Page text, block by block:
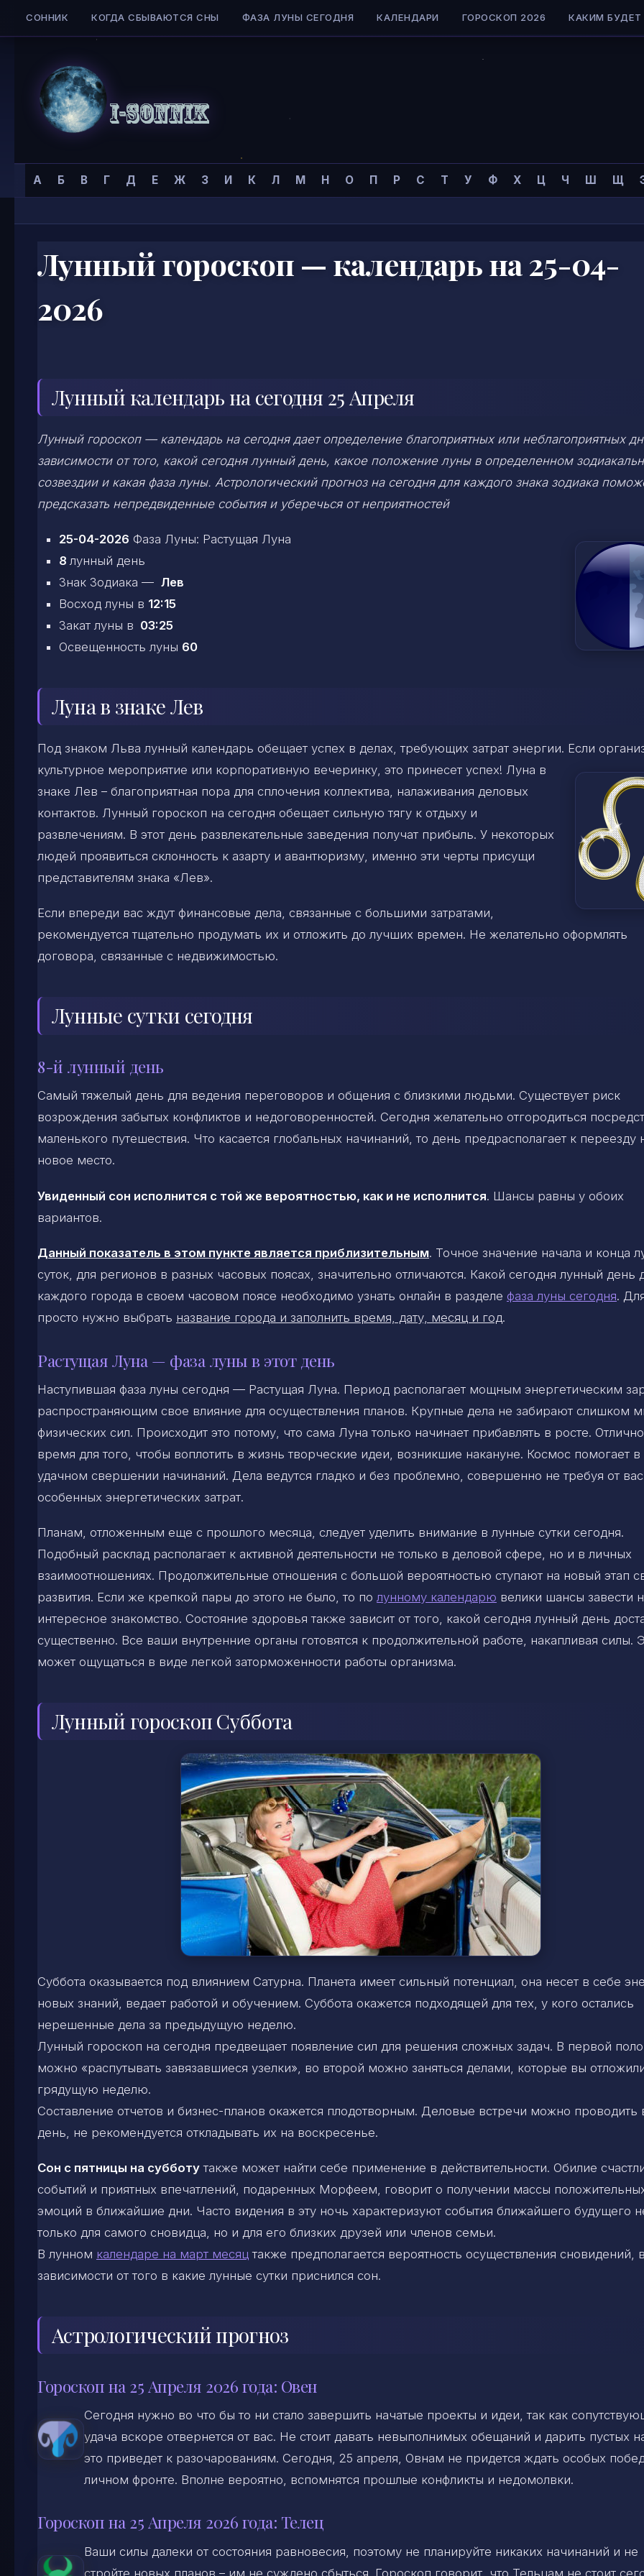
Skip to content
СОННИК КОГДА СБЫВАЮТСЯ СНЫ ФАЗА ЛУНЫ СЕГОДНЯ КАЛЕНДАРИ ГОРОСКОП 2026 КАКИМ БУДЕТ
Сонник
I-
А Б В Г Д Е Ж З И К Л М Н О П Р С Т У Ф Х Ц Ч Ш Щ
Главная страница
Лунный гороскоп — календарь на 25-04-
2026
Лунный календарь на сегодня 25 Апреля
Лунный гороскоп — календарь на сегодня дает определение благоприятных или неблагоприятных
зависимости от того, какой сегодня лунный день, какое положение луны в определенном
созвездии и какая фаза луны. Астрологический прогноз на сегодня для каждого знака зодиака
предсказать непредвиденные события и уберечься от неприятностей
25-04-2026 Фаза Луны: Растущая Луна
8лунный день
Знак Зодиака — Лев
Восход луны в 12:15
Закат луны в 03:25
Освещенность луны 60
Луна в знаке Лев
Под знаком Льва лунный календарь обещает успех в делах, требующих затрат энергии. Если
культурное мероприятие или корпоративную вечеринку, это принесет успех! Луна в
знаке Лев – благоприятная пора для сплочения коллектива, налаживания деловых
контактов. Лунный гороскоп на сегодня обещает сильную тягу к отдыху и
развлечениям. В этот день развлекательные заведения получат прибыль. У некоторых
людей проявиться склонность к азарту и авантюризму, именно эти черты присущи
представителям знака «Лев».
Если впереди вас ждут финансовые дела, связанные с большими затратами,
рекомендуется тщательно продумать их и отложить до лучших времен. Не желательно оформлять
договора, связанные с недвижимостью.
Лунные сутки сегодня
8-й лунный день
Самый тяжелый день для ведения переговоров и общения с близкими людьми. Существует риск
возрождения забытых конфликтов и недоговоренностей. Сегодня желательно отгородиться
маленького путешествия. Что касается глобальных начинаний, то день предрасполагает к переезду
новое место.
Увиденный сон исполнится с той же вероятностью, как и не исполнится. Шансы равны у обоих
вариантов.
Данный показатель в этом пункте является приблизительным. Точное значение начала и конца
суток, для регионов в разных часовых поясах, значительно отличаются. Какой сегодня лунный день
каждого города в своем часовом поясе необходимо узнать онлайн в разделе фаза луны сегодня.
просто нужно выбрать название города и заполнить время, дату, месяц и год.
Растущая Луна — фаза луны в этот день
Наступившая фаза луны сегодня — Растущая Луна. Период располагает мощным энергетическим
распространяющим свое влияние для осуществления планов. Крупные дела не забирают слишком
физических сил. Происходит это потому, что сама Луна только начинает прибавлять в росте.
время для того, чтобы воплотить в жизнь творческие идеи, возникшие накануне. Космос помогает в
удачном свершении начинаний. Дела ведутся гладко и без проблемно, совершенно не требуя от вас
особенных энергетических затрат.
Планам, отложенным еще с прошлого месяца, следует уделить внимание в лунные сутки сегодня.
Подобный расклад располагает к активной деятельности не только в деловой сфере, но и в личных
взаимоотношениях. Продолжительные отношения с большой вероятностью ступают на новый этап
развития. Если же крепкой пары до этого не было, то по лунному календарю велики шансы завести
интересное знакомство. Состояние здоровья также зависит от того, какой сегодня лунный день
существенно. Все ваши внутренние органы готовятся к продолжительной работе, накапливая силы.
может ощущаться в виде легкой заторможенности работы организма.
Лунный гороскоп Суббота
Суббота оказывается под влиянием Сатурна. Планета имеет сильный потенциал, она несет в себе
новых знаний, ведает работой и обучением. Суббота окажется подходящей для тех, у кого остались
нерешенные дела за предыдущую неделю.
Лунный гороскоп на сегодня предвещает появление сил для решения сложных задач. В первой
можно «распутывать завязавшиеся узелки», во второй можно заняться делами, которые вы
грядущую неделю.
Составление отчетов и бизнес-планов окажется плодотворным. Деловые встречи можно проводить
день, не рекомендуется откладывать их на воскресенье.
Сон с пятницы на субботу также может найти себе применение в действительности. Обилие
событий и приятных впечатлений, подаренных Морфеем, говорит о получении массы
эмоций в ближайшие дни. Часто видения в эту ночь характеризуют события ближайшего будущего
только для самого сновидца, но и для его близких друзей или членов семьи.
В лунном календаре на март месяц также предполагается вероятность осуществления сновидений, в
зависимости от того в какие лунные сутки приснился сон.
Астрологический прогноз
Гороскоп на 25 Апреля 2026 года: Овен
Сегодня нужно во что бы то ни стало завершить начатые проекты и идеи, так как
удача вскоре отвернется от вас. Не стоит давать невыполнимых обещаний и дарить пустых
это приведет к разочарованиям. Сегодня, 25 апреля, Овнам не придется ждать особых
личном фронте. Вполне вероятно, вспомнятся прошлые конфликты и недомолвки.
Гороскоп на 25 Апреля 2026 года: Телец
Ваши силы далеки от состояния равновесия, поэтому не планируйте никаких начинаний и не
стройте новых планов – им не суждено сбыться. Гороскоп говорит, что Тельцам не стоит